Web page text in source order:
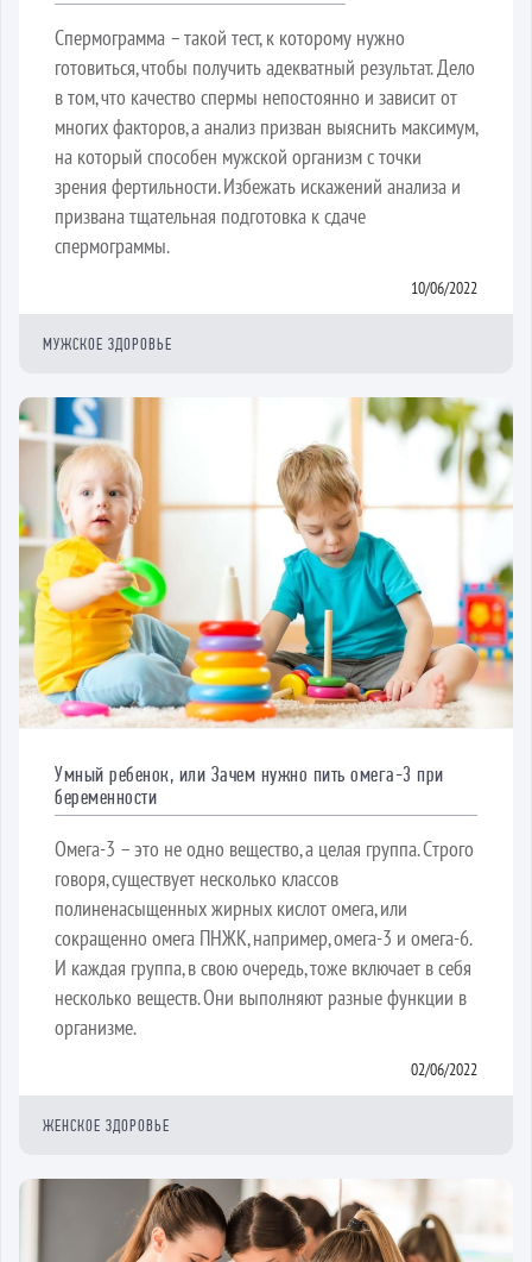
Спермограмма – такой тест, к которому нужно
готовиться, чтобы получить адекватный результат. Дело
в том, что качество спермы непостоянно и зависит от
многих факторов, а анализ призван выяснить максимум,
на который способен мужской организм с точки
зрения фертильности. Избежать искажений анализа и
призвана тщательная подготовка к сдаче
спермограммы.
10/06/2022
МУЖСКОЕ ЗДОРОВЬЕ
Умный ребенок, или Зачем нужно пить омега-3 при
беременности
Омега-3 – это не одно вещество, а целая группа. Строго
говоря, существует несколько классов
полиненасыщенных жирных кислот омега, или
сокращенно омега ПНЖК, например, омега-3 и омега-6.
И каждая группа, в свою очередь, тоже включает в себя
несколько веществ. Они выполняют разные функции в
организме.
02/06/2022
ЖЕНСКОЕ ЗДОРОВЬЕ